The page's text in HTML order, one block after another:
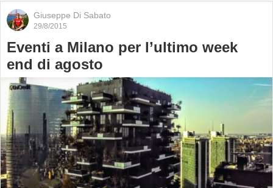
Giuseppe Di Sabato
29/8/2015
Eventi a Milano per l’ultimo week
end di agosto